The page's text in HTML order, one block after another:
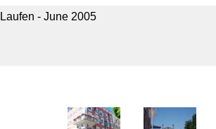
- June 2005